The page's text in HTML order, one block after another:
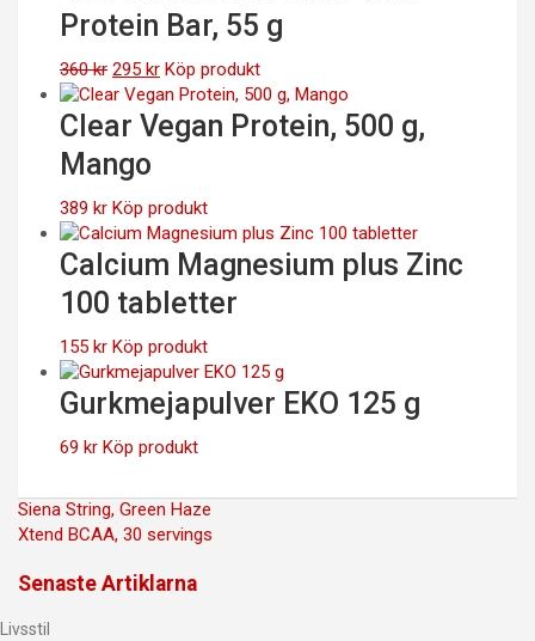
Protein Bar, 55 g
360kr Det
ursprungliga
priset
var:
360 kr.
295 krDet
nuvarande
priset
är:
Köp produkt
Clear Vegan Protein, 500 g,
Mango
389 kr Köp produkt
Calcium Magnesium plus Zinc
100 tabletter
155 kr Köp produkt
Gurkmejapulver EKO 125 g
69 kr Köp produkt
Inläggsnavigering
Siena String, Green Haze
Xtend BCAA, 30 servings
Senaste Artiklarna
Livsstil